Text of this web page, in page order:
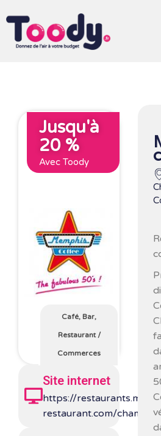
Jusqu'à
20 %
Avec Toody
Café, Bar,
Restaurant/
Commerces
Site internet
https://
restaurant.com/